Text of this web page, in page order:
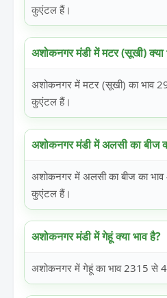
कुएंटल हैं।
अशोकनगर मंडी में मटर (सूखी) क्या
अशोकनगर में मटर (सूखी) का भाव
कुएंटल हैं।
अशोकनगर मंडी में अलसी का बीज
अशोकनगर में अलसी का बीज का
कुएंटल हैं।
अशोकनगर मंडी में गेहूं क्या भाव है?
अशोकनगर में गेहूं का भाव 2315 से